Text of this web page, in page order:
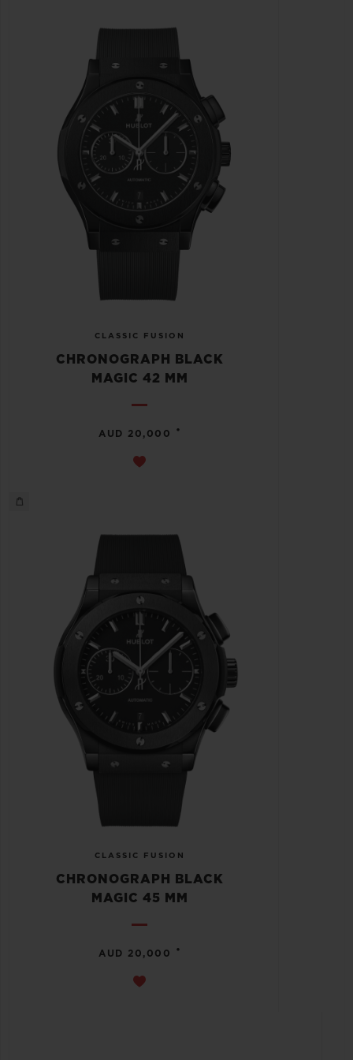
CLASSIC FUSION
CHRONOGRAPH BLACK
MAGIC 42 MM
AUD 20,000 •
CLASSIC FUSION
CHRONOGRAPH BLACK
MAGIC 45 MM
AUD 20,000 •